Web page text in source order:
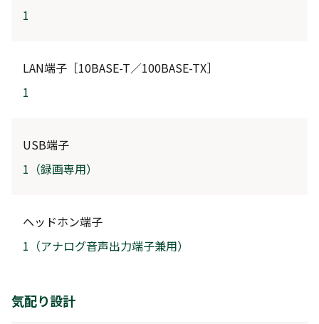
1
LAN端子［10BASE-T／100BASE-TX］
1
USB端子
1（録画専用）
ヘッドホン端子
1（アナログ音声出力端子兼用）
気配り設計